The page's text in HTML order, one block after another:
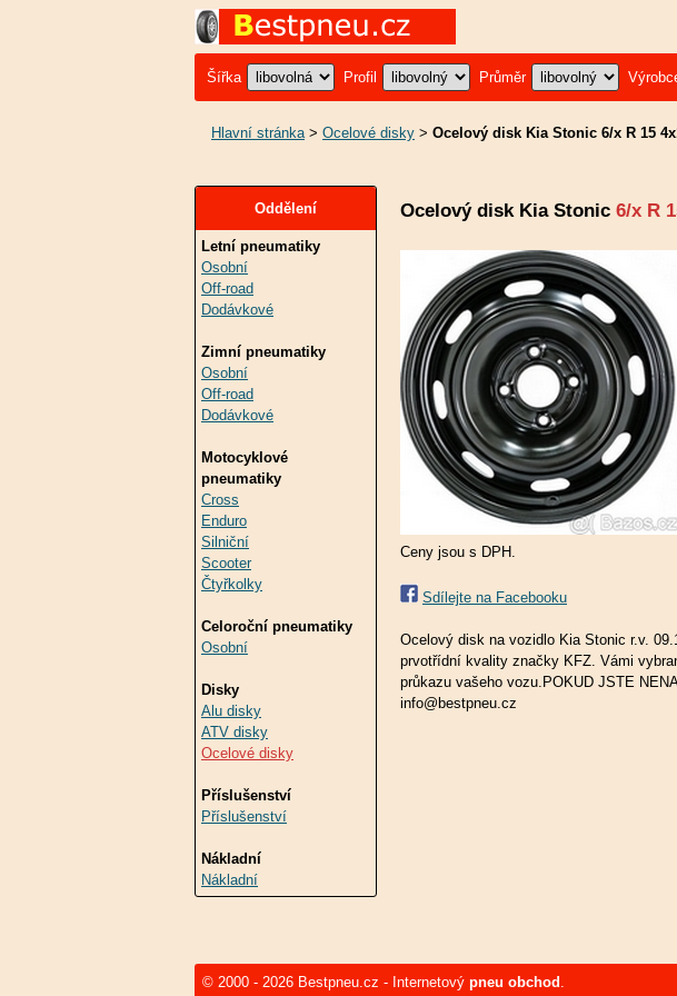
Šířka Profil Průměr
Hlavní stránka> Ocelové disky > Ocelový disk Kia Stonic 6/x R 15
Oddělení
Letní pneumatiky
Osobní
Off-road
Dodávkové
Zimní pneumatiky
Osobní
Off-road
Dodávkové
Motocyklové
pneumatiky
Cross
Enduro
Silniční
Scooter
Čtyřkolky
Celoroční pneumatiky
Osobní
Disky
Alu disky
ATV disky
Ocelové disky
Příslušenství
Příslušenství
Nákladní
Nákladní
Ocelový disk Kia Stonic 6/x R
Ceny jsou s DPH.
Sdílejte na Facebooku
Ocelový disk na vozidlo Kia Stonic r.v.
prvotřídní kvality značky KFZ. Vámi
průkazu vašeho vozu.POKUD JSTE
info@bestpneu.cz
© 2000 - 2026 Bestpneu.cz - Internetový pneu obchod .